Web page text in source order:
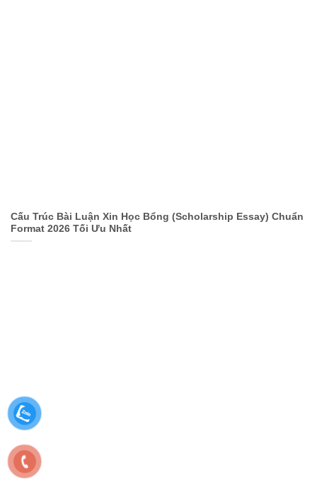
Cấu Trúc Bài Luận Xin Học Bổng (Scholarship Essay) Chuẩn
Format 2026 Tối Ưu Nhất